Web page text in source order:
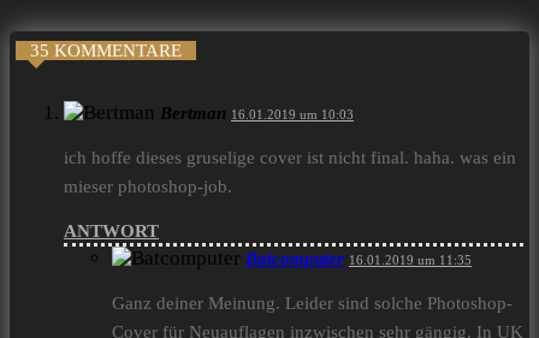
35 KOMMENTARE
Bertman 16.01.2019 um 10:03
ich hoffe dieses gruselige cover ist nicht final. haha. was ein
mieser photoshop-job.
ANTWORT
Batcomputer 16.01.2019 um 11:35
Ganz deiner Meinung. Leider sind solche Photoshop-
Cover für Neuauflagen inzwischen sehr gängig. In UK